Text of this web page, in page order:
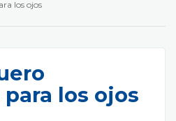
los ojos
los ojos